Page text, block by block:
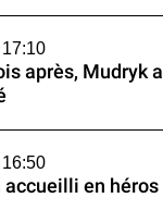
après, Mudryk a
accueilli en héros